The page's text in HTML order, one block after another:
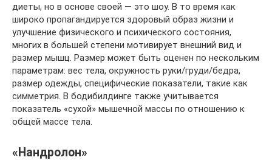
диеты, но в основе своей — это шоу. В то время как
широко пропагандируется здоровый образ жизни и
улучшение физического и психического состояния,
многих в большей степени мотивирует внешний вид и
размер мышц. Размер может быть оценен по нескольким
параметрам: вес тела, окружность руки/груди/бедра,
размер одежды, специфические показатели, такие как
симметрия. В бодибилдинге также учитывается
показатель «сухой» мышечной массы по отношению к
общей массе тела.
«Нандролон»